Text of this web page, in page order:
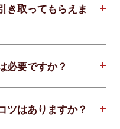
き取ってもらえま
必要ですか？
ツはありますか？